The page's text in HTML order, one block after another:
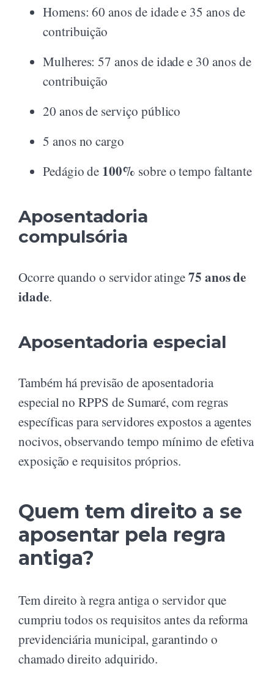
Homens: 60 anos de idade e 35 anos de
contribuição
Mulheres: 57 anos de idade e 30 anos de
contribuição
20 anos de serviço público
5 anos no cargo
Pedágio de 100% sobre o tempo faltante
Aposentadoria
compulsória
Ocorre quando o servidor atinge75 anos de
idade.
Aposentadoria especial
Também há previsão de aposentadoria
especial no RPPS de Sumaré, com regras
específicas para servidores expostos a agentes
nocivos, observando tempo mínimo de efetiva
exposição e requisitos próprios.
Quem tem direito a se
aposentar pela regra
antiga?
Tem direito à regra antiga o servidor que
cumpriu todos os requisitos antes da reforma
previdenciária municipal, garantindo o
chamado direito adquirido.